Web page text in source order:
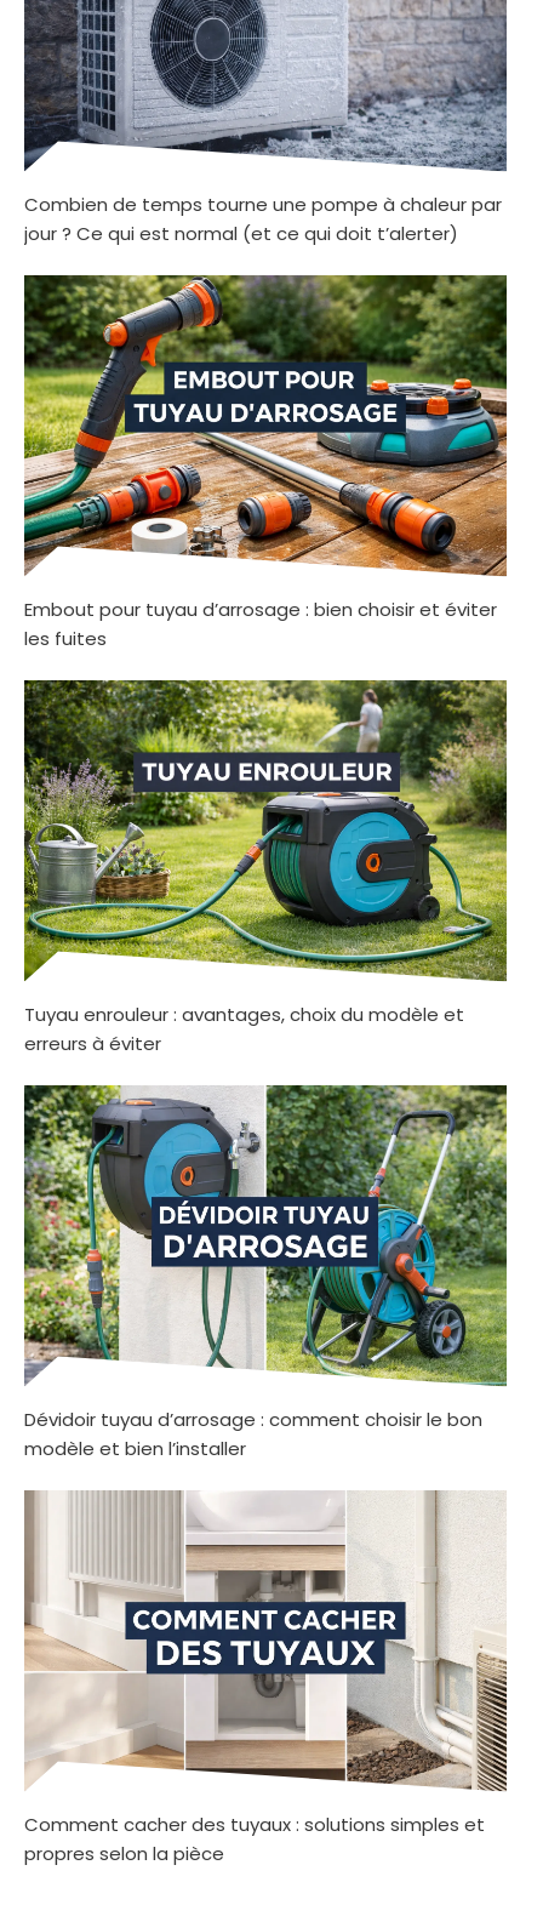
Combien de temps tourne une pompe à chaleur par
jour ? Ce qui est normal (et ce qui doit t’alerter)
Embout pour tuyau d’arrosage : bien choisir et éviter
les fuites
Tuyau enrouleur : avantages, choix du modèle et
erreurs à éviter
Dévidoir tuyau d’arrosage : comment choisir le bon
modèle et bien l’installer
Comment cacher des tuyaux : solutions simples et
propres selon la pièce